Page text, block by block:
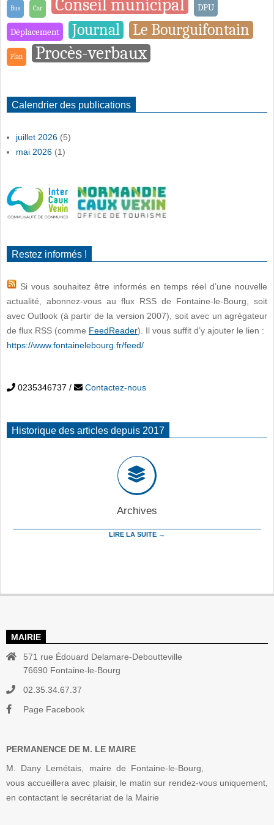
Bus Car Conseil municipal DPU
Déplacement Journal Le Bourguifontain
Plan Procès-verbaux
Calendrier des publications
juillet 2026 (5)
mai 2026 (1)
Restez informés !
Si vous souhaitez être informés en temps réel d’une nouvelle
actualité, abonnez-vous au flux RSS de Fontaine-le-Bourg, soit
avec Outlook (à partir de la version 2007), soit avec un agrégateur
de flux RSS (comme FeedReader). Il vous suffit d’y ajouter le lien :
https://www.fontainelebourg.fr/feed/
0235346737 / Contactez-nous
Historique des articles depuis 2017
Archives
LIRE LA SUITE →
MAIRIE
571 rue Édouard Delamare-Deboutteville
76690 Fontaine-le-Bourg
02.35.34.67.37
Page Facebook
PERMANENCE DE M. LE MAIRE
M. Dany Lemétais, maire de Fontaine-le-Bourg,
vous accueillera avec plaisir, le matin sur rendez-vous uniquement,
en contactant le secrétariat de la Mairie